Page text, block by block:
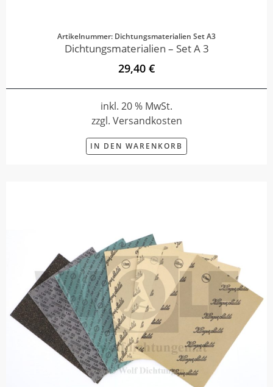
Artikelnummer: Dichtungsmaterialien Set A3
Dichtungsmaterialien – Set A 3
29,40 €
inkl. 20 % MwSt.
zzgl. Versandkosten
IN DEN WARENKORB